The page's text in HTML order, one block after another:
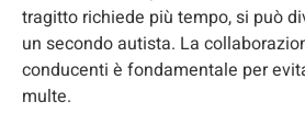
tragitto richiede più tempo, si può
un secondo autista. La
conducenti è fondamentale per
multe.